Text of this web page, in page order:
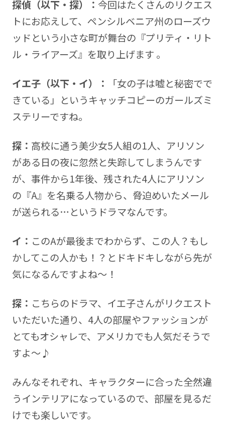
探偵（以下・探）： 今回はたくさんのリクエス
トにお応えして、ペンシルベニア州のローズウ
ッドという小さな町が舞台の『プリティ・リト
ル・ライアーズ』を取り上げます 。
イエ子（以下・イ）：
「女の子は嘘と秘密でで
きている」というキャッチコピーのガールズミ
ステリーですね。
探： 高校に通う美少女5人組の1人、アリソン
がある日の夜に忽然と失踪してしまうんです
が、事件から1年後、残された4人にアリソン
の『A』を名乗る人物から、脅迫めいたメール
が送られる…というドラマなんです。
イ： このAが最後までわからず、この人？もし
かしてこの人かも！？とドキドキしながら先が
気になるんですよね～！
探： こちらのドラマ、イエ子さんがリクエスト
いただいた通り、4人の部屋やファッションが
とてもオシャレで、アメリカでも人気だそうで
すよ～♪
みんなそれぞれ、キャラクターに合った全然違
うインテリアになっているので、部屋を見るだ
けでも楽しいです。